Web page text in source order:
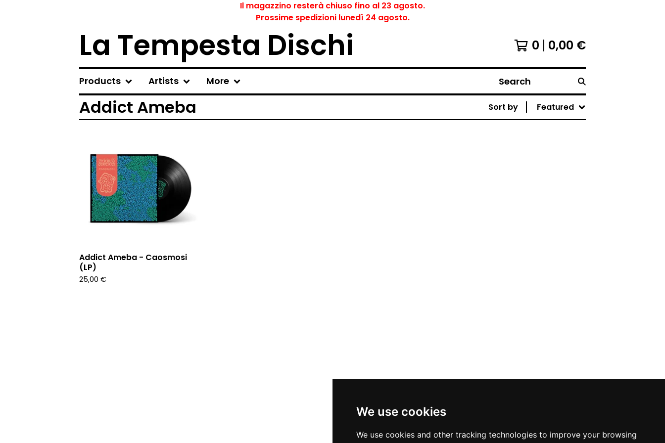
We use cookies
We use cookies and other tracking technologies to improve your browsing
Il magazzino resterà chiuso fino al 23 agosto.
Prossime spedizioni lunedì 24 agosto.
La Tempesta Dischi 0 0,00 €
Products Artists More Search
Addict Ameba Sort by Featured
Addict Ameba - Caosmosi
(LP)
25,00 €